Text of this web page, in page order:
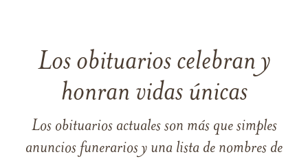
Los obituarios celebran y
honran vidas únicas
Los obituarios actuales son más que simples
anuncios funerarios y una lista de nombres de